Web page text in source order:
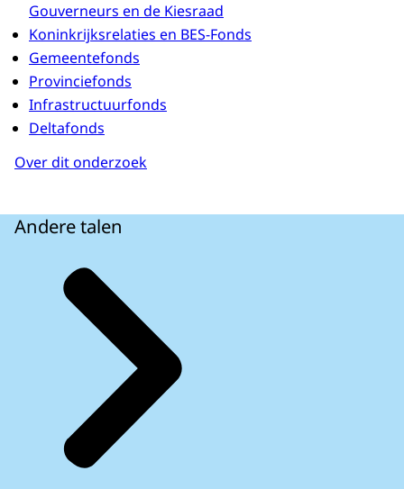
Gouverneurs en de Kiesraad
Koninkrijksrelaties en BES-Fonds
Gemeentefonds
Provinciefonds
Infrastructuurfonds
Deltafonds
Over dit onderzoek
Andere talen